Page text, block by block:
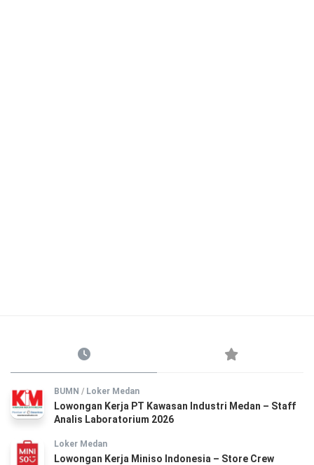
BUMN / Loker Medan
Lowongan Kerja PT Kawasan Industri Medan – Staff
Analis Laboratorium 2026
Loker Medan
Lowongan Kerja Miniso Indonesia – Store Crew